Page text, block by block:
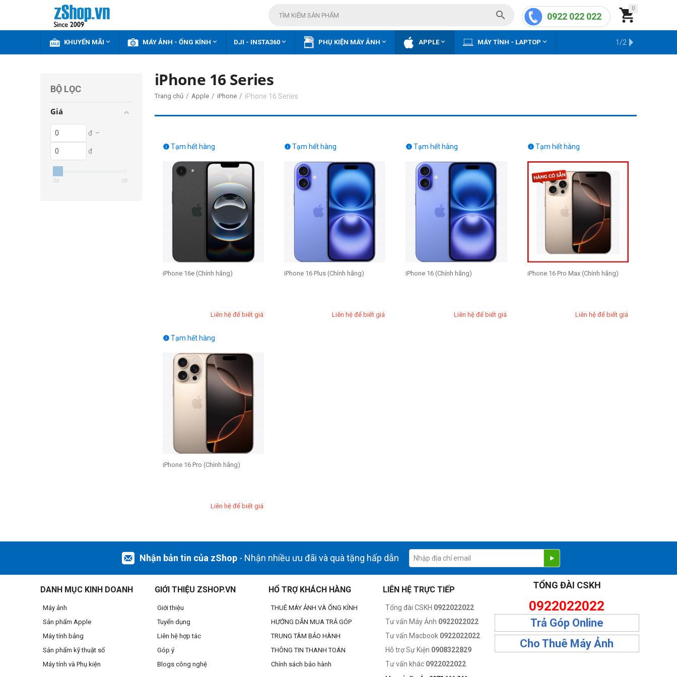
0

0922 022 022

KHUYẾN MÃI  MÁY ẢNH - ỐNG KÍNH  DJI - INSTA360  PHỤ KIỆN MÁY ẢNH  APPLE MÁY TÍNH - LAPTOP  KHO HÀNG CŨ
1/2
BỘ LỌC
Giá
đ –
đ
0đ 0đ
iPhone 16 Series
Trang chủ / Apple / iPhone / iPhone 16 Series
Tạm hết hàng

iPhone 16e (Chính hãng)
Liên hệ để biết giá
Tạm hết hàng

iPhone 16 Plus (Chính hãng)
Liên hệ để biết giá
Tạm hết hàng

iPhone 16 (Chính hãng)
Liên hệ để biết giá
Tạm hết hàng

iPhone 16 Pro Max (Chính hãng)
Liên hệ để biết giá
Tạm hết hàng

iPhone 16 Pro (Chính hãng)
Liên hệ để biết giá
Nhận bản tin của zShop - Nhận nhiều ưu đãi và quà tặng hấp dẫn
DANH MỤC KINH DOANH
Máy ảnh
Sản phẩm Apple
Máy tính bảng
Sản phẩm kỹ thuật số
Máy tính và Phụ kiện
GIỚI THIỆU ZSHOP.VN
Giới thiệu
Tuyển dụng
Liên hệ hợp tác
Góp ý
Blogs công nghệ
HỔ TRỢ KHÁCH HÀNG
THUÊ MÁY ẢNH VÀ ỐNG KÍNH
HƯỚNG DẪN MUA TRẢ GÓP
TRUNG TÂM BẢO HÀNH
THÔNG TIN THANH TOÁN
Chính sách bảo hành
LIÊN HỆ TRỰC TIẾP
Tổng đài CSKH 0922022022
Tư vấn Máy Ảnh 0922022022
Tư vấn Macbook 0922022022
Hỗ trợ Sự Kiện 0908322829
Tư vấn khác 0922022022
TỔNG ĐÀI CSKH
0922022022
Trả Góp Online
Cho Thuê Máy Ảnh